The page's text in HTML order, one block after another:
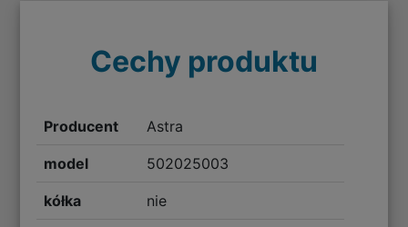
Cechy produktu
Producent Astra
model 502025003
kółka nie